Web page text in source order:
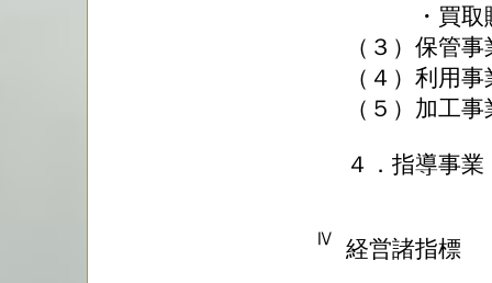
・買取
（３）保管
（４）利用
（５）加工
４．指導事業
Ⅳ 経営諸指標